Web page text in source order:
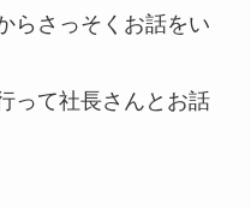
らさっそくお話をい
って社長さんとお話